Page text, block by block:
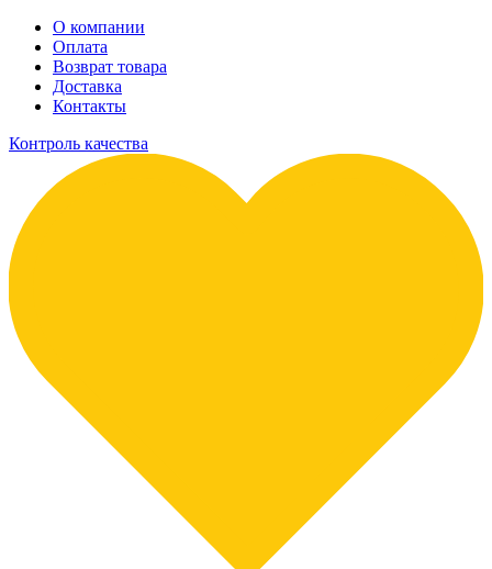
О компании
Оплата
Возврат товара
Доставка
Контакты
Контроль качества